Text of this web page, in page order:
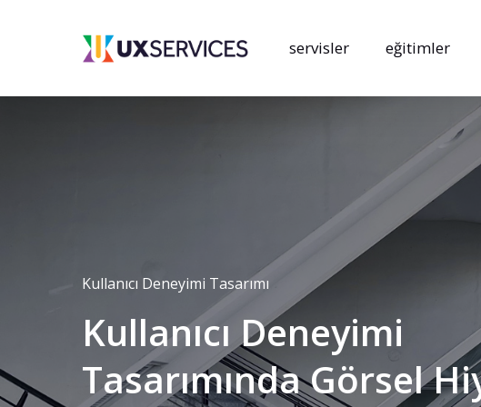
content
servisler eğitimler
Kullanıcı Deneyimi Tasarımı
Kullanıcı Deneyimi
TasarımındaGörsel
Kullanıcı Deneyimi Tasarımı
MikroEtkileşimlerin
Kullanılabilirlik
MobilUygulamada